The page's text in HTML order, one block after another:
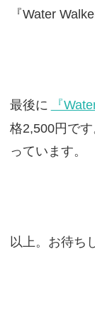
『Water
最後に 『
格2,500円で
っています。
以上。お待ち